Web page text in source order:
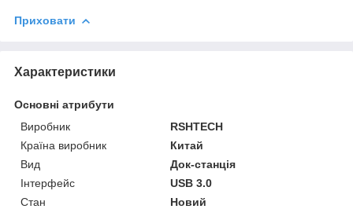
Приховати
Характеристики
Основні атрибути
Виробник
RSHTECH
Країна виробник
Китай
Вид
Док-станція
Інтерфейс
USB 3.0
Стан
Новий